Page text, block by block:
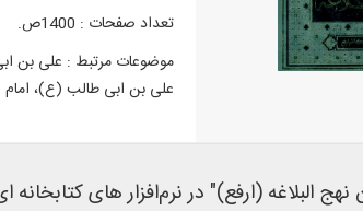
تعداد صفحات : 1400ص.
موضوعات مرتبط :
علی بن ابی طالب (ع)، امام اول، 23 قبل از هجرت - 40ق. -
البلاغه (ارفع)" در نرم‌افزار های کتابخانه